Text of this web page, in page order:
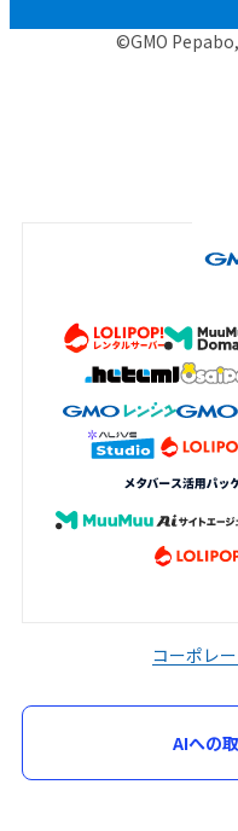
©GMO
コーポレ
AIへの